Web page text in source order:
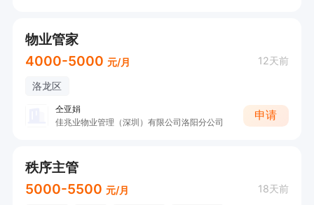
物业管家
4000-5000 元/月 12天前
洛龙区
仝亚娟
佳兆业物业管理（深圳）有限公司洛阳分公司
申请
秩序主管
5000-5500 元/月 18天前